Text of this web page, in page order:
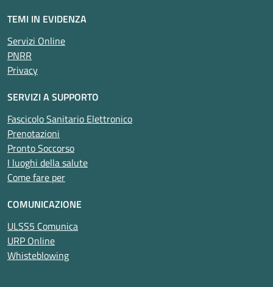
TEMI IN EVIDENZA
Servizi Online
PNRR
Privacy
SERVIZI A SUPPORTO
Fascicolo Sanitario Elettronico
Prenotazioni
Pronto Soccorso
I luoghi della salute
Come fare per
COMUNICAZIONE
ULSS5 Comunica
URP Online
Whisteblowing